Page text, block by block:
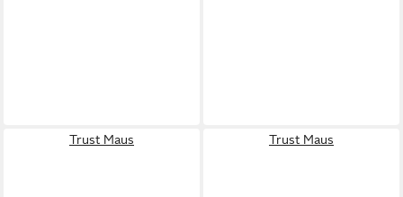
Trust Maus Trust Maus